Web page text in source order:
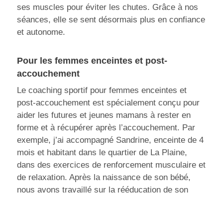
ses muscles pour éviter les chutes. Grâce à nos
séances, elle se sent désormais plus en confiance
et autonome.
Pour les femmes enceintes et post-
accouchement
Le coaching sportif pour femmes enceintes et
post-accouchement est spécialement conçu pour
aider les futures et jeunes mamans à rester en
forme et à récupérer après l’accouchement. Par
exemple, j’ai accompagné Sandrine, enceinte de 4
mois et habitant dans le quartier de La Plaine,
dans des exercices de renforcement musculaire et
de relaxation. Après la naissance de son bébé,
nous avons travaillé sur la rééducation de son